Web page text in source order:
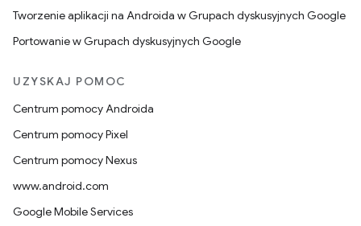
Tworzenie aplikacji na Androida w Grupach dyskusyjnych Google
Portowanie w Grupach dyskusyjnych Google
UZYSKAJ POMOC
Centrum pomocy Androida
Centrum pomocy Pixel
Centrum pomocy Nexus
www.android.com
Google Mobile Services